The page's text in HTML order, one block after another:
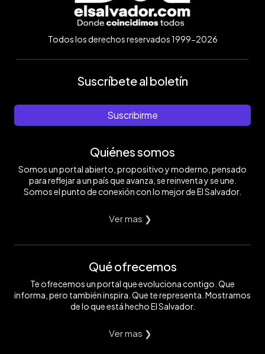
Todos los derechos reservados 1999-2026
Suscríbete al boletín
Suscribirme
Quiénes somos
Somos un portal abierto, propositivo y moderno, pensado
para reflejar a un país que avanza, se reinventa y se une.
Somos el punto de conexión con lo mejor de El Salvador.
Ver mas ❯
Qué ofrecemos
Te ofrecemos un portal que evoluciona contigo. Que
informa, pero también inspira. Que te representa. Mostramos
de lo que está hecho El Salvador.
Ver mas ❯